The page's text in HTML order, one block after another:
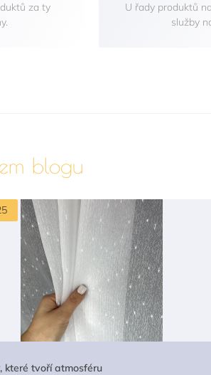
za ty
U řady produktů
služby
blogu
které tvoří atmosféru